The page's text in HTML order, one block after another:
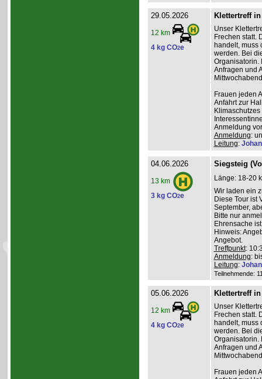
29.05.2026
12 km
4 kg CO2e
Klettertreff
Unser
Frechen statt.
handelt, muss
werden. Bei
Organisatorin.
Anfragen und
Frauen jeden
Anfahrt zur
Anmeldung
Anmeldung:
Leitung:
04.06.2026
13 km
3 kg CO2e
Siegsteig
Länge: 18-20
Wir laden ein
Diese Tour ist
September,
Bitte nur
Ehrensache
Hinweis:
Angebot.
Treffpunkt:
Anmeldung:
Leitung:
Teilnehmende:
05.06.2026
12 km
4 kg CO2e
Klettertreff
Unser
Frechen statt.
handelt, muss
werden. Bei
Organisatorin.
Anfragen und
Frauen jeden